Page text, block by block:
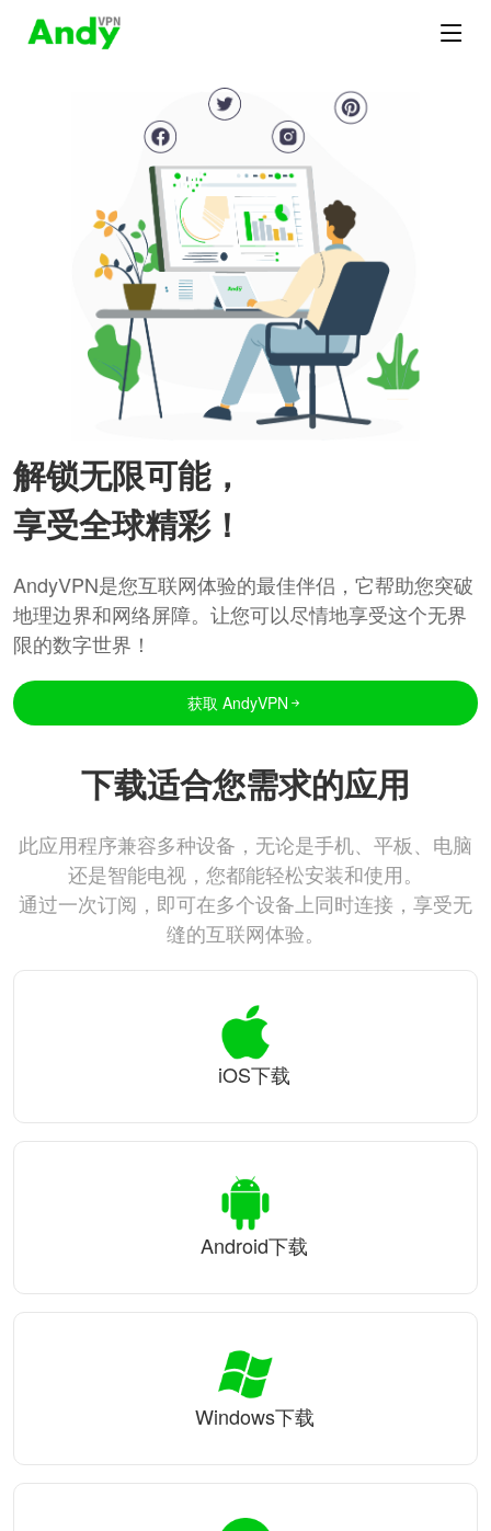
解锁无限可能，
享受全球精彩！
AndyVPN是您互联网体验的最佳伴侣，它帮助您突破
地理边界和网络屏障。让您可以尽情地享受这个无界
限的数字世界！
获取 AndyVPN
下载适合您需求的应用
此应用程序兼容多种设备，无论是手机、平板、电脑
还是智能电视，您都能轻松安装和使用。
通过一次订阅，即可在多个设备上同时连接，享受无
缝的互联网体验。
iOS下载
Android下载
Windows下载